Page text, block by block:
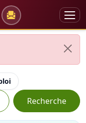
Recherche